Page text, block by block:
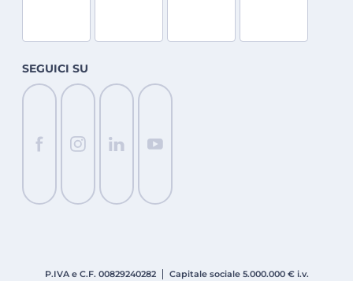
SEGUICI SU
P.IVA e C.F. 00829240282 Capitale sociale 5.000.000 € i.v.